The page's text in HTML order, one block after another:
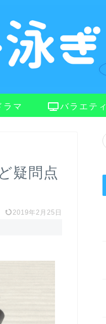
ラマ バラエティ
疑問点
2019年2月25日